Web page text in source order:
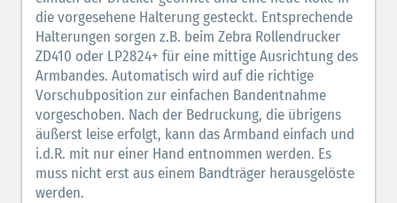
die vorgesehene Halterung gesteckt. Entsprechende
Halterungen sorgen z.B. beim Zebra Rollendrucker
ZD410 oder LP2824+ für eine mittige Ausrichtung des
Armbandes. Automatisch wird auf die richtige
Vorschubposition zur einfachen Bandentnahme
vorgeschoben. Nach der Bedruckung, die übrigens
äußerst leise erfolgt, kann das Armband einfach und
i.d.R. mit nur einer Hand entnommen werden. Es
muss nicht erst aus einem Bandträger herausgelöste
werden.